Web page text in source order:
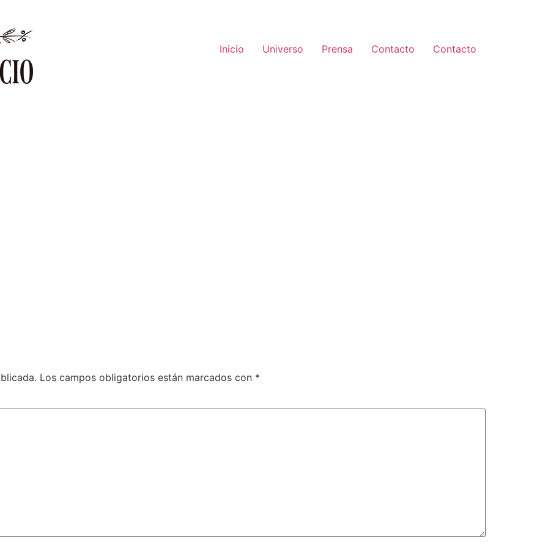
Inicio
Universo Prensa Contacto Contacto
Los campos obligatorios están marcados con *